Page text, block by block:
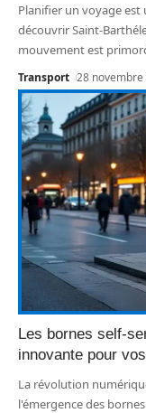
Planifier un voyage
découvrir Saint-
mouvement est
Transport 28 novembre
Les bornes self-
innovante pour
La révolution
l'émergence des